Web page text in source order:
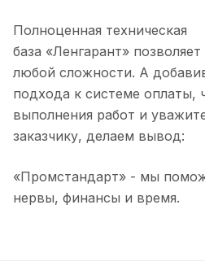
Полноценная техническая
база «Ленгарант»
любой сложности. А
подхода к системе оплаты,
выполнения работ и
заказчику, делаем вывод:
«Промстандарт» - мы
нервы, финансы и время.